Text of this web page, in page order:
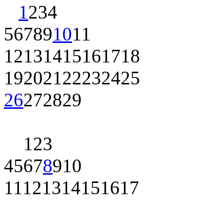
1234
567891011
12131415161718
19202122232425
26272829
123
45678910
11121314151617